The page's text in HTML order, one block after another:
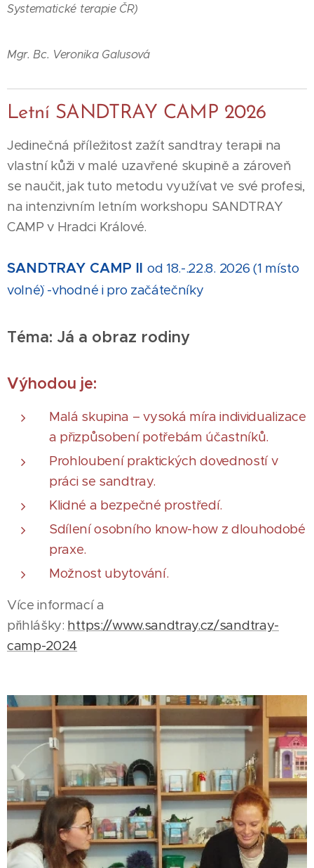
Systematické terapie ČR)
Mgr. Bc. Veronika Galusová
Letní SANDTRAY CAMP 2026
Jedinečná příležitost zažít sandtray terapii na
vlastní kůži v malé uzavřené skupině a zároveň
se naučit, jak tuto metodu využívat ve své profesi,
na intenzivním letním workshopu SANDTRAY
CAMP v Hradci Králové.
SANDTRAY CAMP II od 18.-.22.8. 2026 (1 místo
volné¨) -vhodné i pro začátečníky
Téma: Já a obraz rodiny
Výhodou je:
Malá skupina – vysoká míra individualizace
a přizpůsobení potřebám účastníků.
Prohloubení praktických dovedností v
práci se sandtray.
Klidné a bezpečné prostředí.
Sdílení osobního know-how z dlouhodobé
praxe.
Možnost ubytování.
Více informací a
přihlášky: https://www.sandtray.cz/sandtray-
camp-2024